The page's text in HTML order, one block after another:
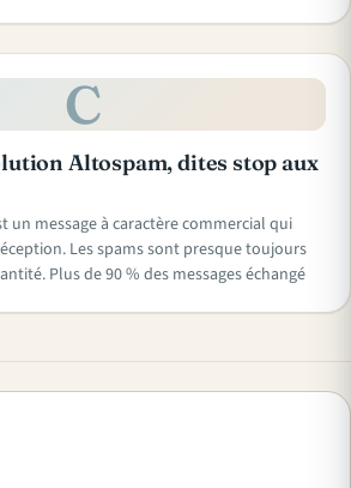
C
Altospam, dites stop aux
un message à caractère commercial qui
Les spams sont presque toujours
Plus de 90 % des messages échangé